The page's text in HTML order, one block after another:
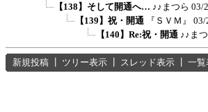
【138】そして開通へ… ♪♪まつら 03/
【139】祝・開通
『ＳＶＭ』 03/
【140】Re:祝・開通 ♪♪ま
新規投稿 ツリー表示 スレッド表示 一覧